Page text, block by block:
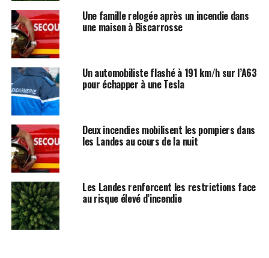
Une famille relogée après un incendie dans
une maison à Biscarrosse
Un automobiliste flashé à 191 km/h sur l’A63
pour échapper à une Tesla
Deux incendies mobilisent les pompiers dans
les Landes au cours de la nuit
Les Landes renforcent les restrictions face
au risque élevé d’incendie